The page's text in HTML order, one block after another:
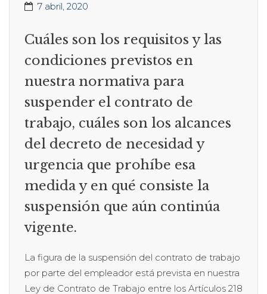
7 abril, 2020
Cuáles son los requisitos y las
condiciones previstos en
nuestra normativa para
suspender el contrato de
trabajo, cuáles son los alcances
del decreto de necesidad y
urgencia que prohíbe esa
medida y en qué consiste la
suspensión que aún continúa
vigente.
La figura de la suspensión del contrato de trabajo
por parte del empleador está prevista en nuestra
Ley de Contrato de Trabajo entre los Artículos 218